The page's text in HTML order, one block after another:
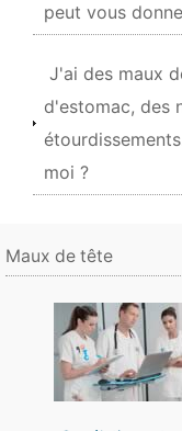
peut vous
J'ai des maux
d'estomac, des
moi ?
Maux de tête